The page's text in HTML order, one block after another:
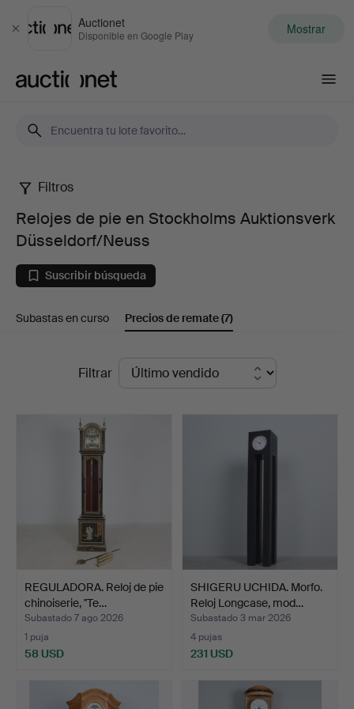
Cerrar
Auctionet
Disponible en Google Play Mostrar
Relojes
de
pie
en
Auktionsverk
Düsseldorf/Neuss
Filtros
Relojes de pie en Stockholms Auktionsverk
Düsseldorf/Neuss
Suscribir búsqueda
Subastas en curso Precios de remate(7)
Filtrar
REGULADORA. Reloj de pie
chinoiserie, ''Te…
Subastado 7 ago 2026
1 puja
58 USD
SHIGERU UCHIDA. Morfo.
Reloj Longcase, mod…
Subastado 3 mar 2026
4 pujas
231 USD